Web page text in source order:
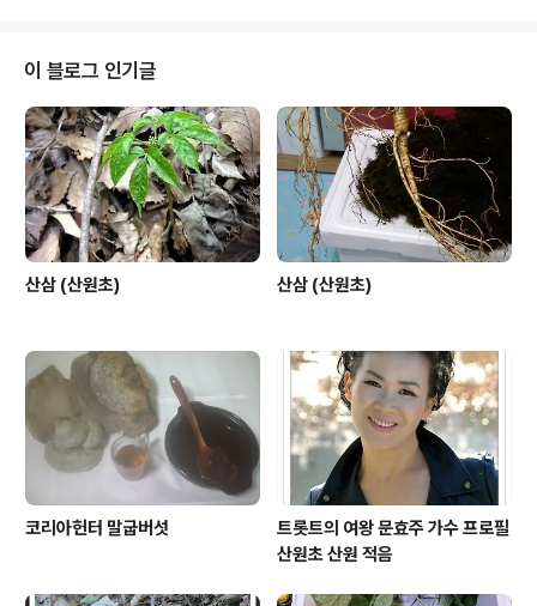
이 블로그 인기글
산삼 (산원초) 산삼 (산원초)
코리아헌터 말굽버섯
트롯트의 여왕 문효주 가수 프로필
산원초 산원 적음